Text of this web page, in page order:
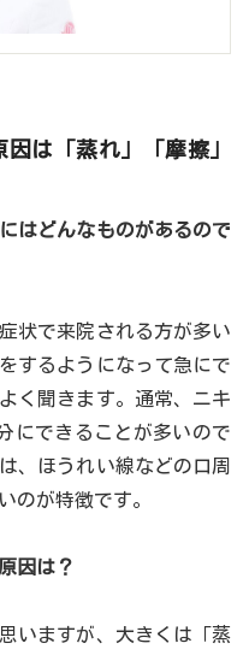
は「蒸れ」「摩擦」
はどんなものがあるので
状で来院される方が多い
するようになって急にで
く聞きます。通常、ニキ
にできることが多いので
、ほうれい線などの口周
のが特徴です。
因は？
いますが、大きくは「蒸